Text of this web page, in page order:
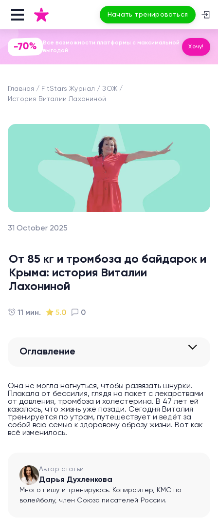
Начать тренироваться
-70%
Все возможности платформы с максимальной
выгодой
Хочу!
Главная FitStars Журнал
ЗОЖ
История Виталии Лахониной
31 October 2025
От 85 кг и тромбоза до байдарок и
Крыма: история Виталии
Лахониной
11 мин. 5.0 0
Оглавление
Она не могла нагнуться, чтобы развязать шнурки.
Плакала от бессилия, глядя на пакет с лекарствами
от давления, тромбоза и холестерина. В 47 лет ей
казалось, что жизнь уже позади. Сегодня Виталия
тренируется по утрам, путешествует и ведёт за
собой всю семью к здоровому образу жизни. Вот как
всё изменилось.
Автор статьи
Дарья Духленкова
Много пишу и тренируюсь. Копирайтер, КМС по
волейболу, член Союза писателей России.